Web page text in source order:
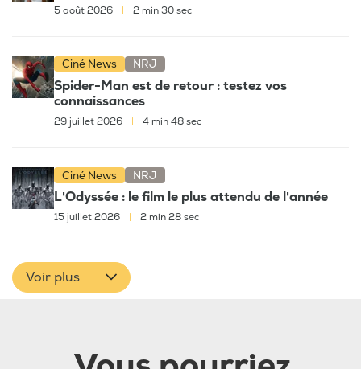
5 août 2026 2 min 30 sec
Ciné News NRJ
Spider-Man est de retour : testez vos
connaissances
29 juillet 2026 4 min 48 sec
Ciné News NRJ
L'Odyssée : le film le plus attendu de l'année
15 juillet 2026 | 2 min 28 sec
Voir plus